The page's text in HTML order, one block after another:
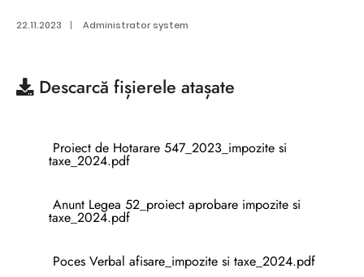
22.11.2023 | Administrator system
Descarcă fișierele atașate
Proiect de Hotarare 547_2023_impozite si
taxe_2024.pdf
Anunt Legea 52_proiect aprobare impozite si
taxe_2024.pdf
Poces Verbal afisare_impozite si taxe_2024.pdf